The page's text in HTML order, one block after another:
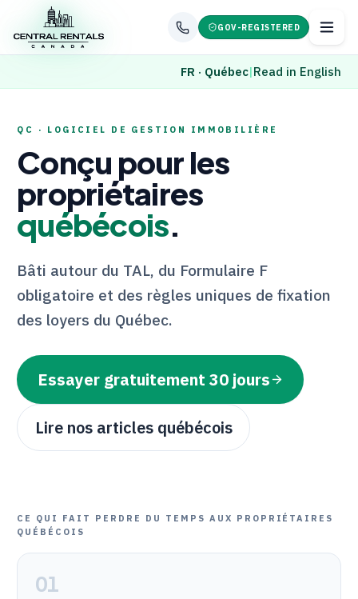
GOV-REGISTERED
FR · Québec|Read in English
QC · LOGICIEL DE GESTION IMMOBILIÈRE
Conçu pour les
propriétaires
québécois.
Bâti autour du TAL, du Formulaire F
obligatoire et des règles uniques de fixation
des loyers du Québec.
Essayer gratuitement 30 jours
Lire nos articles québécois
CE QUI FAIT PERDRE DU TEMPS AUX PROPRIÉTAIRES
QUÉBÉCOIS
01